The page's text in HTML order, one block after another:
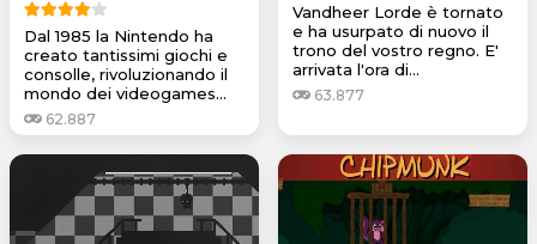
Dal 1985 la Nintendo ha
creato tantissimi giochi e
consolle, rivoluzionando il
mondo dei videogames...
62.887
Vandheer Lorde è tornato
e ha usurpato di nuovo il
trono del vostro regno. E'
arrivata l'ora di...
63.877